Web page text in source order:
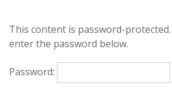
This content is password-
enter the password below.
Password: